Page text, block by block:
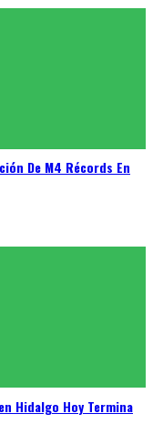
De M4 Récords En
Hidalgo Hoy Termina